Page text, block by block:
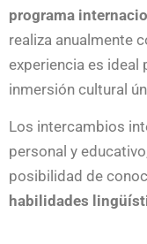
programa
realiza anualmente
experiencia es ideal
inmersión cultural
Los intercambios
personal y
posibilidad de
habilidades